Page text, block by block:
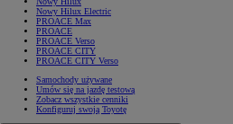
Nowy Hilux Electric
PROACE Max
PROACE
PROACE Verso
PROACE CITY
PROACE CITY Verso
Samochody używane
Umów się na jazdę testową
Zobacz wszystkie cenniki
Konfiguruj swoją Toyotę